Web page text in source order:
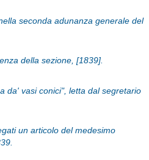
seconda adunanza generale del
della sezione, [1839].
da' vasi conici", letta dal segretario
un articolo del medesimo